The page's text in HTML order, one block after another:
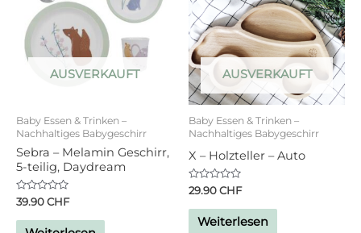
AUSVERKAUFT
Baby Essen & Trinken –
Nachhaltiges Babygeschirr
Sebra – Melamin Geschirr,
5-teilig, Daydream
Bewertet
0
von
39.90CHF
AUSVERKAUFT
Baby Essen & Trinken –
Nachhaltiges Babygeschirr
X – Holzteller – Auto
Bewertet
0
von
29.90CHF
Weiterlesen